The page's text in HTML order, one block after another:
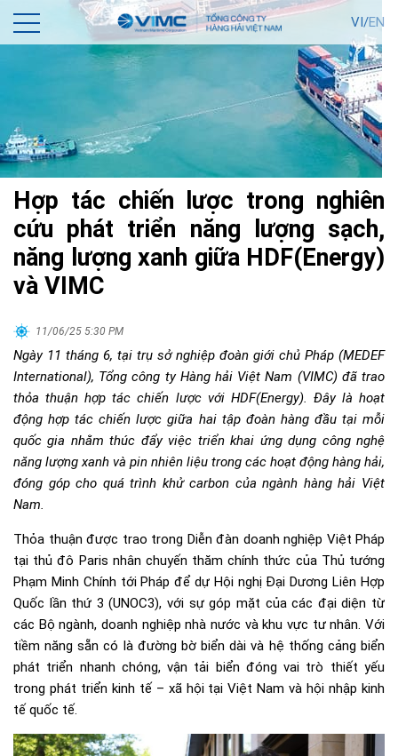
VI/EN
Hợp tác chiến lược trong nghiên
cứu phát triển năng lượng sạch,
năng lượng xanh giữa HDF(Energy)
và VIMC
11/06/25 5:30 PM
Ngày 11 tháng 6, tại trụ sở nghiệp đoàn giới chủ Pháp (MEDEF
International), Tổng công ty Hàng hải Việt Nam (VIMC) đã trao
thỏa thuận hợp tác chiến lược với HDF(Energy). Đâylà hoạt
động hợp tác chiến lược giữa hai tập đoàn hàng đầu tại mỗi
quốc gia nhằm thúc đẩy việc triển khai ứng dụng công nghệ
năng lượngxanh và pin nhiên liệu trong các hoạt động hàng hải,
đóng góp cho quá trình khử carbon của ngành hàng hải Việt
Nam.
Thỏa thuận được trao trong Diễn đàn doanh nghiệp Việt Pháp
tại thủ đô Paris nhân chuyến thăm chính thức của Thủ tướng
Phạm Minh Chính tới Pháp để dự Hội nghị Đại Dương Liên Hợp
Quốc lần thứ 3 (UNOC3), với sự góp mặt của các đại diện từ
các Bộ ngành, doanh nghiệp nhà nước và khu vực tư nhân. Với
tiềm năng sẵn có là đường bờ biển dài và hệ thống cảng biển
phát triển nhanh chóng, vận tải biển đóng vai trò thiết yếu
trong phát triển kinh tế – xã hội tại Việt Nam và hội nhập kinh
tế quốc tế.